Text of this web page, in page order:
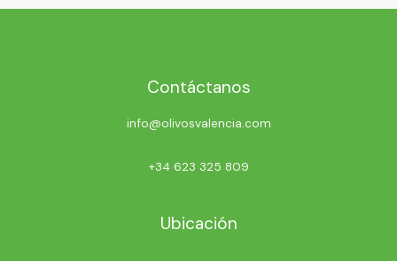
Contáctanos
info@olivosvalencia.com
+34 623 325 809
Ubicación